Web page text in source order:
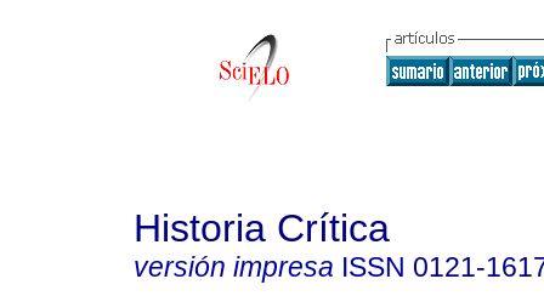
Historia Crítica
versión impresa ISSN 0121-